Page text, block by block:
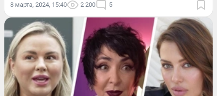
8 марта, 2024, 15:40 2 200 5